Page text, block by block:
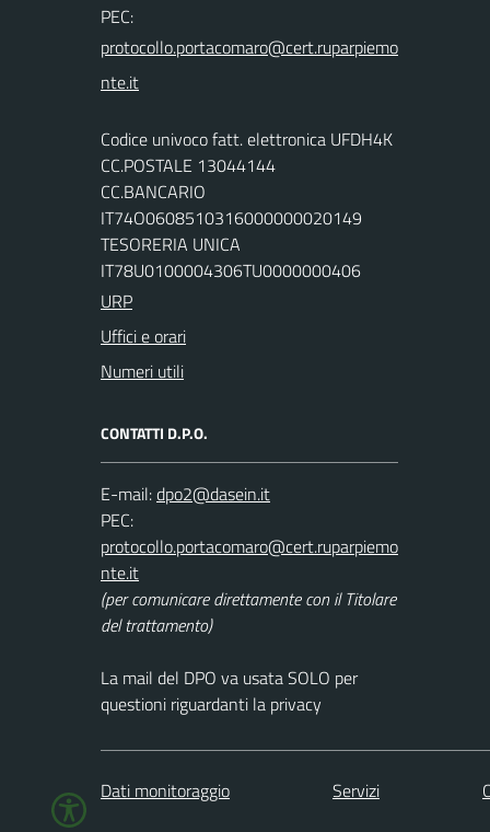
PEC:
Codice univoco fatt. elettronica UFDH4K
CC.POSTALE 13044144
CC.BANCARIO
IT74O0608510316000000020149
TESORERIA UNICA
IT78U0100004306TU0000000406
URP
Uffici e orari
Numeri utili
CONTATTI D.P.O.
E-mail:
PEC:
(per comunicare direttamente con il Titolare
del trattamento)
La mail del DPO va usata SOLO per
questioni riguardanti la privacy
Dati monitoraggio Servizi